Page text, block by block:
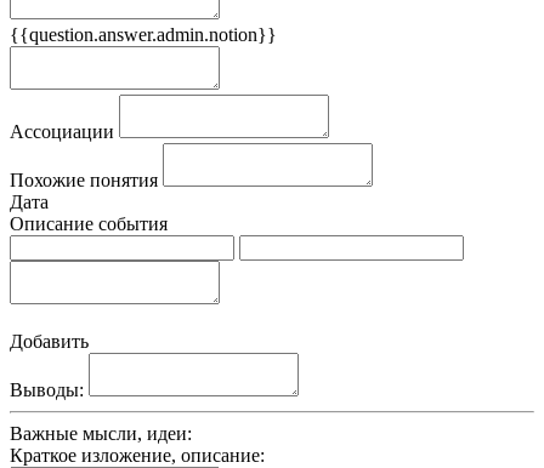
{{question.answer.admin.notion}}
Ассоциации
Похожие понятия
Дата
Описание события
Добавить
Выводы:
Важные мысли, идеи:
Краткое изложение, описание: